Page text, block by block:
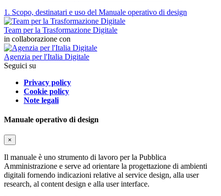
1. Scopo, destinatari e uso del Manuale operativo di design
Team per la Trasformazione Digitale
in collaborazione con
Agenzia per l'Italia Digitale
Seguici su
Privacy policy
Cookie policy
Note legali
Manuale operativo di design
×
Il manuale è uno strumento di lavoro per la Pubblica
Amministrazione e serve ad orientare la progettazione di ambienti
digitali fornendo indicazioni relative al service design, alla user
research, al content design e alla user interface.